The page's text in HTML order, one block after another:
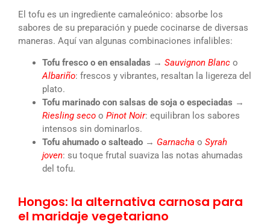
El tofu es un ingrediente camaleónico: absorbe los
sabores de su preparación y puede cocinarse de diversas
maneras. Aquí van algunas combinaciones infalibles:
Tofu fresco o en ensaladas → Sauvignon Blanc o
Albariño: frescos y vibrantes, resaltan la ligereza del
plato.
Tofu marinado con salsas de soja o especiadas →
Riesling seco o Pinot Noir: equilibran los sabores
intensos sin dominarlos.
Tofu ahumado o salteado → Garnacha o Syrah
joven: su toque frutal suaviza las notas ahumadas
del tofu.
Hongos: la alternativa carnosa para
el maridaje vegetariano